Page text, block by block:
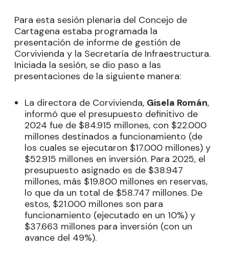
Para esta sesión plenaria del Concejo de
Cartagena estaba programada la
presentación de informe de gestión de
Corvivienda y la Secretaría de Infraestructura.
Iniciada la sesión, se dio paso a las
presentaciones de la siguiente manera:
La directora de Corvivienda, Gisela Román,
informó que el presupuesto definitivo de
2024 fue de $84.915 millones, con $22.000
millones destinados a funcionamiento (de
los cuales se ejecutaron $17.000 millones) y
$52.915 millones en inversión. Para 2025, el
presupuesto asignado es de $38.947
millones, más $19.800 millones en reservas,
lo que da un total de $58.747 millones. De
estos, $21.000 millones son para
funcionamiento (ejecutado en un 10%) y
$37.663 millones para inversión (con un
avance del 49%).